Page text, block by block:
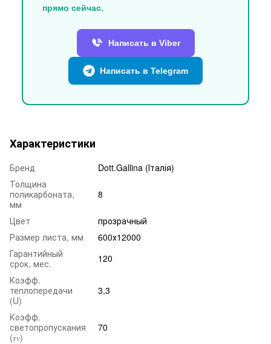
прямо сейчас.
Написать в Viber
Написать в Telegram
Характеристики
Бренд
Dott.Gallina (Італія)
Толщина
поликарбоната,
мм
8
Цвет
прозрачный
Размер листа, мм
600х12000
Гарантийный
срок, мес.
120
Коэфф.
теплопередачи
(U)
3,3
Коэфф.
светопропускания
(𝜏𝑣)
70